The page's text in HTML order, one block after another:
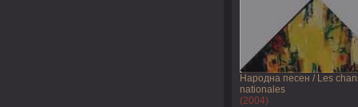
Народна песен / Les
nationales
(2004)